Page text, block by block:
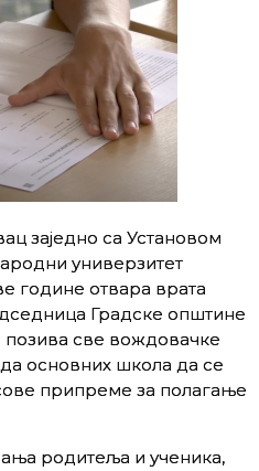
заједно са Установом
универзитет
године отвара врата
Градске општине
све вождовачке
основних школа да се
припреме за полагање
родитеља и ученика,